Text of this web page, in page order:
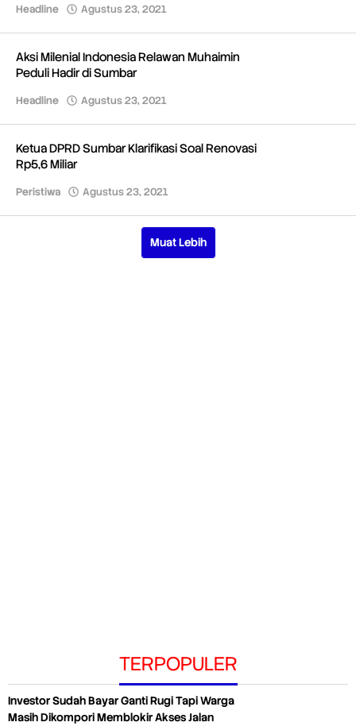
Headline Agustus 23, 2021
Aksi Milenial Indonesia Relawan Muhaimin
Peduli Hadir di Sumbar
Headline Agustus 23, 2021
Ketua DPRD Sumbar Klarifikasi Soal Renovasi
Rp5,6 Miliar
Peristiwa Agustus 23, 2021
Muat Lebih
TERPOPULER
Investor Sudah Bayar Ganti Rugi Tapi Warga
Masih Dikompori Memblokir Akses Jalan